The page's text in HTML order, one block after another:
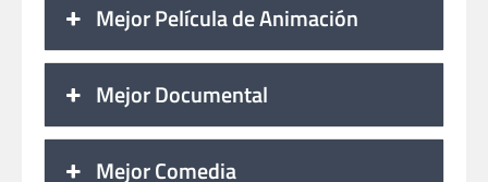
Mejor Película de Animación
Mejor Documental
Mejor Comedia